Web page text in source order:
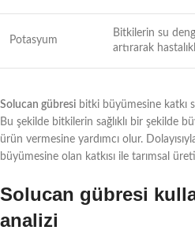
Potasyum
Bitkilerin su
artırarak
Solucan gübresi bitki büyümesine katkı
Bu şekilde bitkilerin sağlıklı bir şekilde
ürün vermesine yardımcı olur.
büyümesine olan katkısı ile tarımsal
Solucan gübresi
analizi